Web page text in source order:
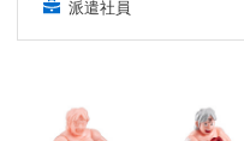
派遣社員